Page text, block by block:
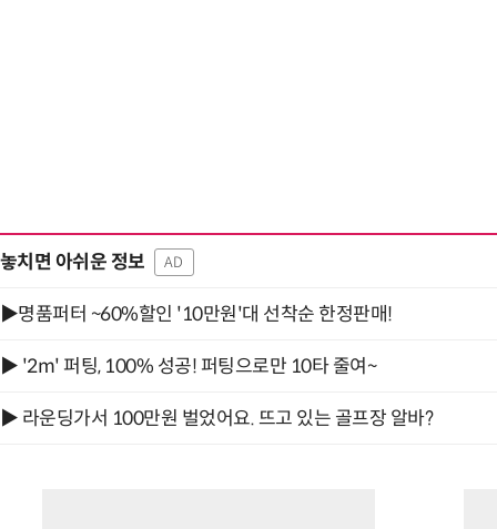
놓치면 아쉬운 정보 AD
▶명품퍼터 ~60%할인 '10만원'대 선착순 한정판매!
▶ '2m' 퍼팅, 100% 성공! 퍼팅으로만 10타 줄여~
▶ 라운딩가서 100만원 벌었어요. 뜨고 있는 골프장 알바?